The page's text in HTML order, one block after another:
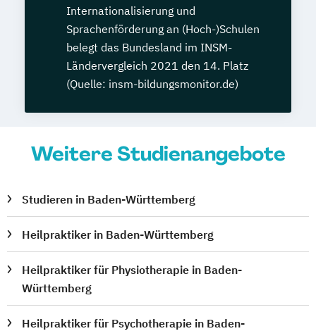
Internationalisierung und
Sprachenförderung an (Hoch-)Schulen
belegt das Bundesland im INSM-
Ländervergleich 2021 den 14. Platz
(Quelle: insm-bildungsmonitor.de)
Weitere Studienangebote
Studieren in Baden-Württemberg
Heilpraktiker in Baden-Württemberg
Heilpraktiker für Physiotherapie in Baden-
Württemberg
Heilpraktiker für Psychotherapie in Baden-